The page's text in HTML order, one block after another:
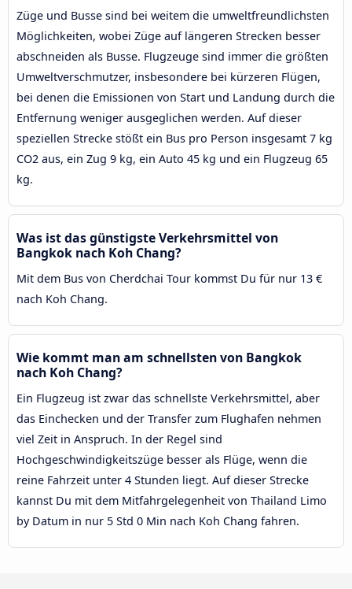
Züge und Busse sind bei weitem die umweltfreundlichsten
Möglichkeiten, wobei Züge auf längeren Strecken besser
abschneiden als Busse. Flugzeuge sind immer die größten
Umweltverschmutzer, insbesondere bei kürzeren Flügen,
bei denen die Emissionen von Start und Landung durch die
Entfernung weniger ausgeglichen werden. Auf dieser
speziellen Strecke stößt ein Bus pro Person insgesamt 7 kg
CO2 aus, ein Zug 9 kg, ein Auto 45 kg und ein Flugzeug 65
kg.
Was ist das günstigste Verkehrsmittel von
Bangkok nach Koh Chang?
Mit dem Bus von Cherdchai Tour kommst Du für nur 13 €
nach Koh Chang.
Wie kommt man am schnellsten von Bangkok
nach Koh Chang?
Ein Flugzeug ist zwar das schnellste Verkehrsmittel, aber
das Einchecken und der Transfer zum Flughafen nehmen
viel Zeit in Anspruch. In der Regel sind
Hochgeschwindigkeitszüge besser als Flüge, wenn die
reine Fahrzeit unter 4 Stunden liegt. Auf dieser Strecke
kannst Du mit dem Mitfahrgelegenheit von Thailand Limo
by Datum in nur 5 Std 0 Min nach Koh Chang fahren.